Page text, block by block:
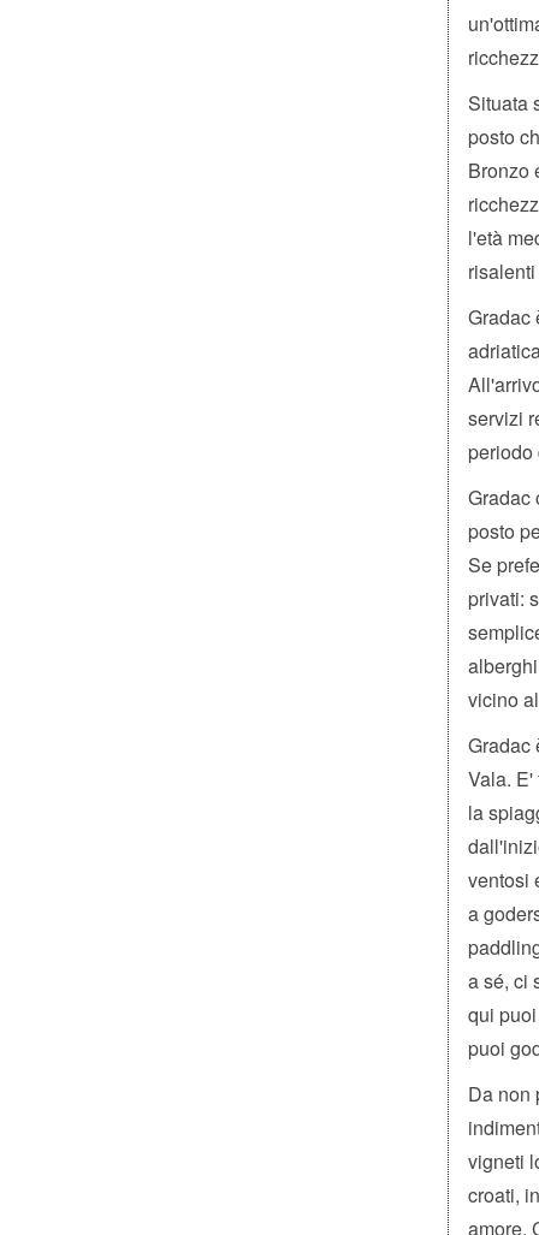
Situata
posto
Bronzo
l'età
Gradac
servizi
Gradac
posto
Se
privati:
vicino
Gradac
Vala.
la
ventosi
a
a sé, ci
qui
puoi
Da non
vigneti
croati,
amore.